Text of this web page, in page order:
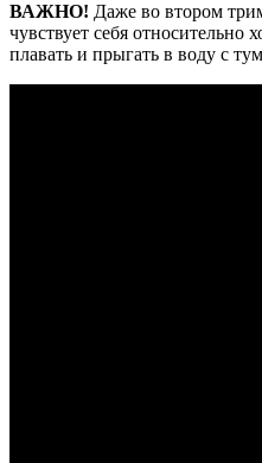
ВАЖНО! Даже во втором
чувствует себя относительно
плавать и прыгать в воду с